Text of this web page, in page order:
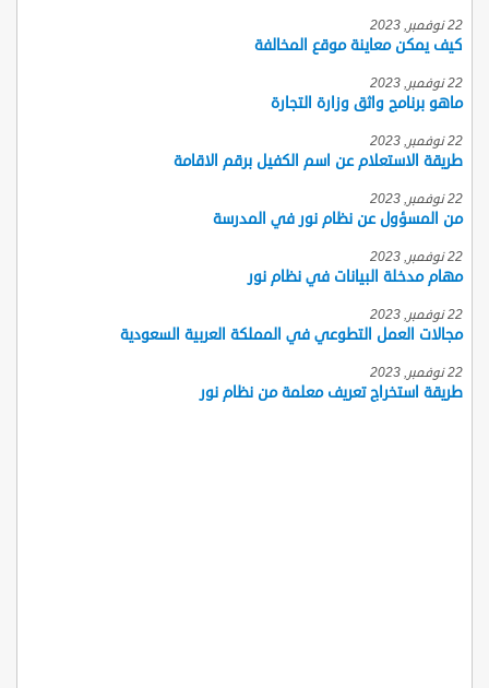
22 نوفمبر, 2023
كيف يمكن معاينة موقع المخالفة
22 نوفمبر, 2023
ماهو برنامج واثق وزارة التجارة
22 نوفمبر, 2023
طريقة الاستعلام عن اسم الكفيل برقم الاقامة
22 نوفمبر, 2023
من المسؤول عن نظام نور في المدرسة
22 نوفمبر, 2023
مهام مدخلة البيانات في نظام نور
22 نوفمبر, 2023
مجالات العمل التطوعي في المملكة العربية السعودية
22 نوفمبر, 2023
طريقة استخراج تعريف معلمة من نظام نور